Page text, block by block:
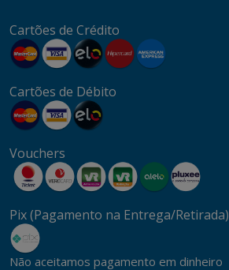
Cartões de Crédito
Cartões de Débito
Vouchers
Pix (Pagamento na Entrega/Retirada)
Não aceitamos pagamento em dinheiro